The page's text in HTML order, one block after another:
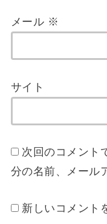
メール ※
サイト
次回のコメント
分の名前、メール
新しいコメント